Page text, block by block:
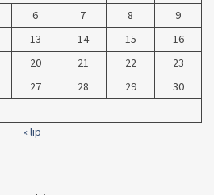
6 7 8
9
13 14 15
16
20 21 22
23
27 28 29
30
« lip